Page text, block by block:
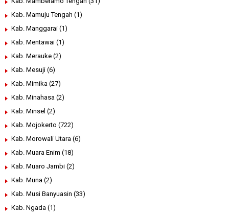
Kab. Mamuju Tengah (1)
Kab. Manggarai (1)
Kab. Mentawai (1)
Kab. Merauke (2)
Kab. Mesuji (6)
Kab. Mimika (27)
Kab. Minahasa (2)
Kab. Minsel (2)
Kab. Mojokerto (722)
Kab. Morowali Utara (6)
Kab. Muara Enim (18)
Kab. Muaro Jambi (2)
Kab. Muna (2)
Kab. Musi Banyuasin (33)
Kab. Ngada (1)